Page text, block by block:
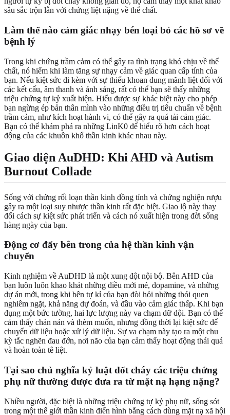
sâu sắc trộn lẫn với chứng liệt nặng về thể chất.
Làm thế nào cảm giác nhạy bén loại bỏ các hồ sơ về
bệnh lý
Trong khi chứng trầm cảm có thể gây ra tình trạng khó chịu về thể
chất, nó hiếm khi làm tăng sự nhạy cảm về giác quan cấp tính của
bạn. Nếu kiệt sức đi kèm với sự thiếu khoan dung mãnh liệt đối với
các kết cấu, âm thanh và ánh sáng, rất có thể bạn sẽ thấy những
triệu chứng tự kỷ xuất hiện. Hiểu được sự khác biệt này cho phép
bạn ngừng ép bản thân mình vào những điều trị tiêu chuẩn về bệnh
trầm cảm, như kích hoạt hành vi, có thể gây ra quá tải cảm giác.
Bạn có thể khám phá ra những LinK0 để hiểu rõ hơn cách hoạt
động của các khuôn khổ thần kinh khác nhau này.
Giao diện AuDHD: Khi AHD và Autism
Burnout Collade
Sống với chứng rối loạn thần kinh đồng tính và chứng nghiện rượu
gây ra một loại suy nhược thần kinh rất đặc biệt. Giao lộ này thay
đổi cách sự kiệt sức phát triển và cách nó xuất hiện trong đời sống
hàng ngày của bạn.
Động cơ đẩy bên trong của hệ thần kinh vận
chuyển
Kinh nghiệm về AuDHD là một xung đột nội bộ. Bên AHD của
bạn luôn luôn khao khát những điều mới mẻ, dopamine, và những
dự án mới, trong khi bên tự kỉ của bạn đòi hỏi những thói quen
nghiêm ngặt, khả năng dự đoán, và đầu vào cảm giác thấp. Khi bạn
đụng một bức tường, hai lực lượng này va chạm dữ dội. Bạn có thể
cảm thấy chán nản và thèm muốn, nhưng đồng thời lại kiệt sức để
chuyển dữ liệu hoặc xử lý dữ liệu. Sự va chạm này tạo ra một chu
kỳ tắc nghẽn đau đớn, nơi não của bạn cảm thấy hoạt động thái quá
và hoàn toàn tê liệt.
Tại sao chủ nghĩa kỷ luật đốt cháy các triệu chứng
phụ nữ thường được đưa ra từ mặt nạ hạng nặng?
Nhiều người, đặc biệt là những triệu chứng tự kỷ phụ nữ, sống sót
trong một thế giới thần kinh điển hình bằng cách dùng mặt nạ xã hội